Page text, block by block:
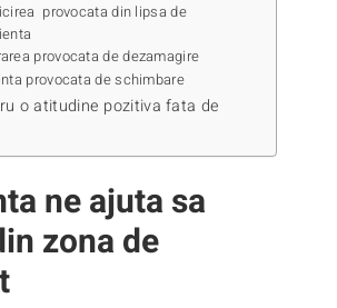
provocata din lipsa de
provocata de dezamagire
provocata de schimbare
o atitudine pozitiva fata de
ne ajuta sa
zona de